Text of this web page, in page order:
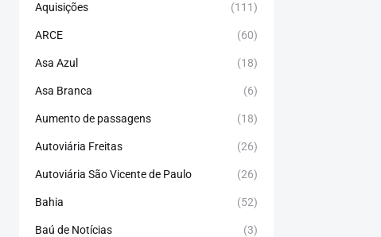
Aquisições (111)
ARCE (60)
Asa Azul (18)
Asa Branca (6)
Aumento de passagens (18)
Autoviária Freitas (26)
Autoviária São Vicente de Paulo (26)
Bahia (52)
Baú de Notícias (3)